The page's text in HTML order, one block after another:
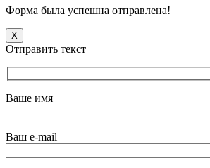
Форма была успешна отправлена!
X
Отправить текст
Ваше имя
Ваш e-mail